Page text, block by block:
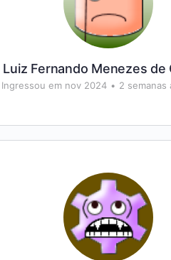
Luiz Fernando Menezes de
Ingressou em nov 2024 • 2 semanas